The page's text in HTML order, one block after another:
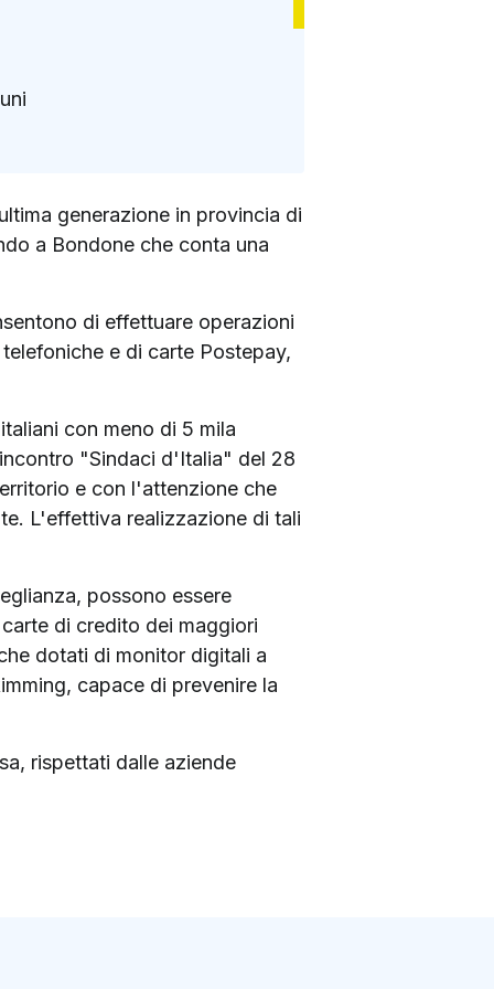
generazione in provincia di
a Bondone che conta una
di effettuare operazioni
e di carte Postepay,
con meno di 5 mila
"Sindaci d'Italia" del 28
e con l'attenzione che
L'effettiva realizzazione di tali
possono essere
di credito dei maggiori
dotati di monitor digitali a
capace di prevenire la
rispettati dalle aziende